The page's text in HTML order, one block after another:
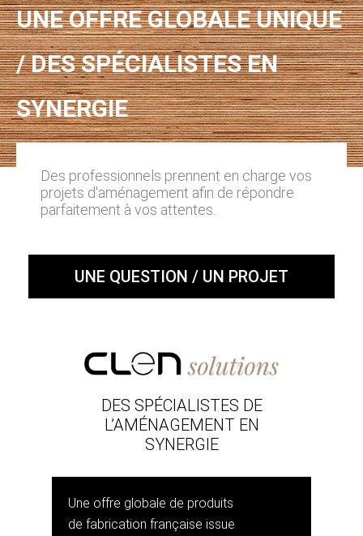
UNE OFFRE GLOBALE UNIQUE
/ DES SPÉCIALISTES EN
SYNERGIE
Des professionnels prennent en charge vos
projets d'aménagement afin de répondre
parfaitement à vos attentes.
UNE QUESTION / UN PROJET
DES SPÉCIALISTES DE
L’AMÉNAGEMENT EN
SYNERGIE
Une offre globale de produits
de fabrication française issue